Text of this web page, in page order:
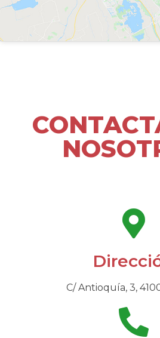
C/ Antioquía, 3,